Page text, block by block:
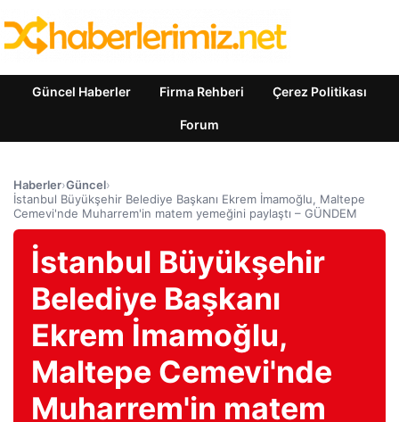
Güncel Haberler Firma Rehberi Çerez Politikası
Forum
Haberler›Güncel›
İstanbul Büyükşehir Belediye Başkanı Ekrem İmamoğlu, Maltepe
Cemevi'nde Muharrem'in matem yemeğini paylaştı – GÜNDEM
İstanbul Büyükşehir
Belediye Başkanı
Ekrem İmamoğlu,
Maltepe Cemevi'nde
Muharrem'in matem